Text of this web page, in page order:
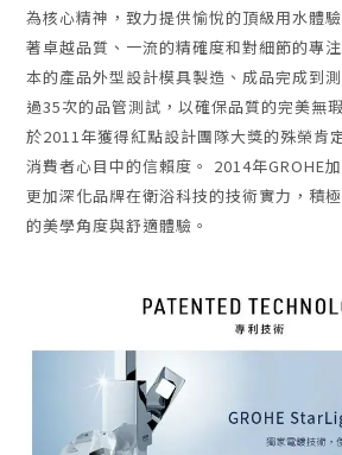
為核心精神，致力提供愉悅的頂級用水體
著卓越品質、一流的精確度和對細節的專
本的產品外型設計模具製造、成品完成到
過35次的品管測試，以確保品質的完美無
於2011年獲得紅點設計團隊大獎的殊榮肯
消費者心目中的信賴度。 2014年GROHE
更加深化品牌在衛浴科技的技術實力，積
的美學角度與舒適體驗。